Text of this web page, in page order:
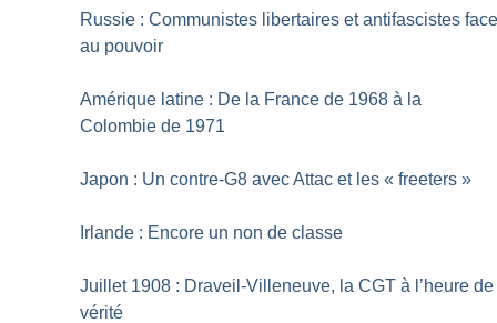
Russie : Communistes libertaires et antifascistes
au pouvoir
Amérique latine : De la France de 1968 à la
Colombie de 1971
Japon : Un contre-G8 avec Attac et les « freeters »
Irlande : Encore un non de classe
Juillet 1908 : Draveil-Villeneuve, la CGT à l’heure de
vérité